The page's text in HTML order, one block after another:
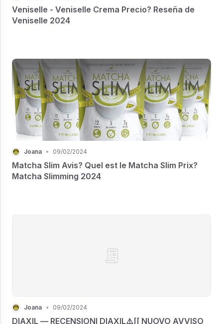
Veniselle - Veniselle Crema Precio? Reseña de
Veniselle 2024
Joana • 09/02/2024
Matcha Slim Avis? Quel est le Matcha Slim Prix?
Matcha Slimming 2024
Joana • 09/02/2024
DIAXIL — RECENSIONI DIAXIL⚠️[[ NUOVO AVVISO